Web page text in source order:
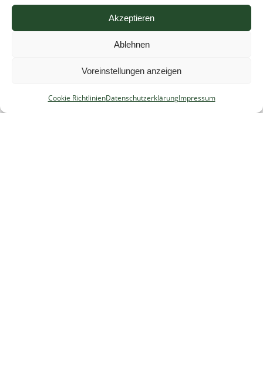
Akzeptieren
Ablehnen
Voreinstellungen anzeigen
Cookie RichtlinienDatenschutzerklärungImpressum